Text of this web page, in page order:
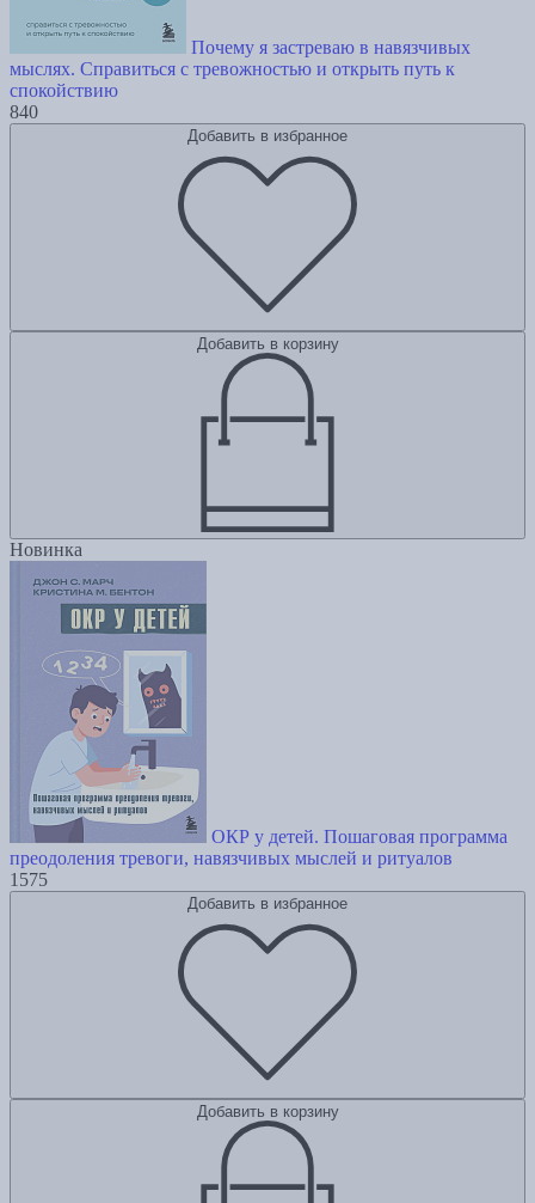
Почему я застреваю в навязчивых
мыслях. Справиться с тревожностью и открыть путь к
спокойствию
840
Добавить в избранное
Добавить в корзину
Новинка
ОКР у детей. Пошаговая программа
преодоления тревоги, навязчивых мыслей и ритуалов
1575
Добавить в избранное
Добавить в корзину